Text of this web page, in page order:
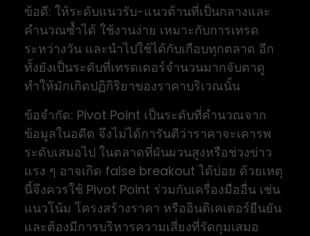
ข้อดี: ให้ระดับแนวรับ-แนวต้านที่เป็นกลางและ
คำนวณซ้ำได้ ใช้งานง่าย เหมาะกับการเทรด
ระหว่างวัน และนำไปใช้ได้กับเกือบทุกตลาด อีก
ทั้งยังเป็นระดับที่เทรดเดอร์จำนวนมากจับตาดู
ทำให้มักเกิดปฏิกิริยาของราคาบริเวณนั้น
ข้อจำกัด: Pivot Point เป็นระดับที่คำนวณจาก
ข้อมูลในอดีต จึงไม่ได้การันตีว่าราคาจะเคารพ
ระดับเสมอไป ในตลาดที่ผันผวนสูงหรือช่วงข่าว
แรง ๆ อาจเกิด false breakout ได้บ่อย ด้วยเหตุ
นี้จึงควรใช้ Pivot Point ร่วมกับเครื่องมืออื่น เช่น
แนวโน้ม โครงสร้างราคา หรืออินดิเคเตอร์ยืนยัน
และต้องมีการบริหารความเสี่ยงที่รัดกุมเสมอ